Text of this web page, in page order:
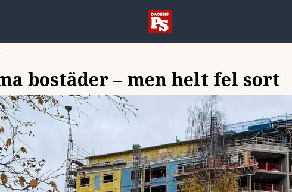
bostäder – men helt fel sort